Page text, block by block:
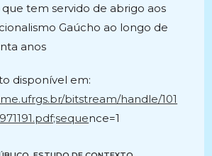
tem servido de abrigo aos
Gaúcho ao longo de
anos
disponível em:
bitstream/handle/101
nce=1